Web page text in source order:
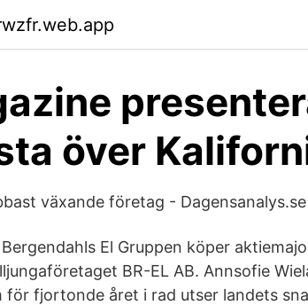
över
växande företag - Dagensanalys.se
El Gruppen köper
BR-EL AB. Annsofie
för fjortonde året i rad utser landets